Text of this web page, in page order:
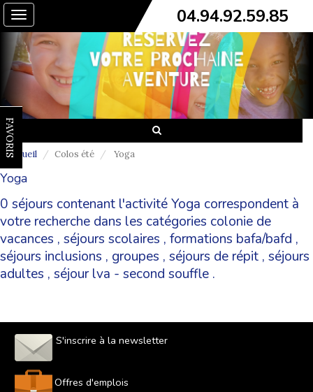
Toggle
navigation
04.94.92.59.85
FAVORIS
Accueil Colos été Yoga
Yoga
0 séjours contenant l'activité Yoga correspondent à
votre recherche dans les catégories colonie de
vacances , séjours scolaires , formations bafa/bafd ,
séjours inclusions , groupes , séjours de répit , séjours
adultes , séjour lva - second souffle .
S'inscrire à la newsletter
Offres d'emplois